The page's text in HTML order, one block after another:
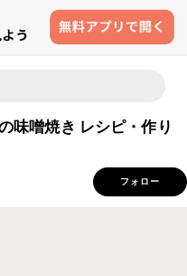
味噌焼き レシピ・作り
フォロー